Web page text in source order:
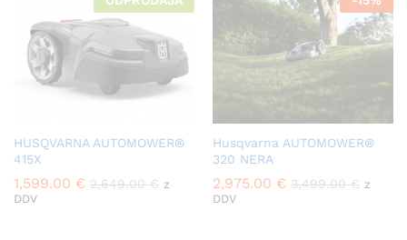
HUSQVARNA AUTOMOWER®
415X
1,599.00 € 2,649.00€ z
DDV
Husqvarna AUTOMOWER®
320 NERA
2,975.00 € 3,499.00€ z
DDV